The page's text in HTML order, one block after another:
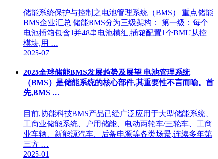
储能系统保护与控制之电池管理系统（BMS） 重点储能
BMS企业汇总 储能BMS分为三级架构： 第一级：每个
电池插箱包含1并48串电池模组,插箱配置1个BMU从控
模块,用 …
2025-07
2025全球储能BMS发展趋势及展望 电池管理系统
（BMS）是储能系统的核心部件,其重要性不言而喻。首
先,BMS …
目前,协能科技BMS产品已经广泛应用于大型储能系统、
工商业储能系统、户用储能、电动两轮车/三轮车、工商
业车辆、新能源汽车、后备电源等各类场景,连续多年第
三方 …
2025-01